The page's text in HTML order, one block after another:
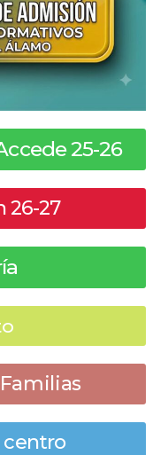
25-26
26-27
centro